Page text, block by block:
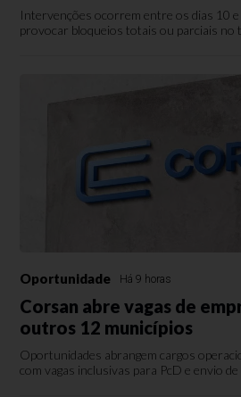
Intervenções ocorrem entre os dias 10 e
provocar bloqueios totais ou parciais no
Oportunidade Há 9 horas
Corsan abre vagas de
outros 12 municípios
Oportunidades abrangem cargos
com vagas inclusivas para PcD e envio